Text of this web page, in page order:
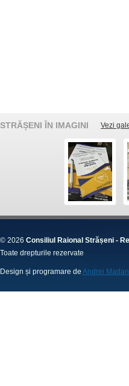
STRĂȘENI ÎN IMAGINI Vezi
© 2026 Consiliul Raional Strășeni -
Toate drepturile rezervate
Design și programare de Andrei Madan